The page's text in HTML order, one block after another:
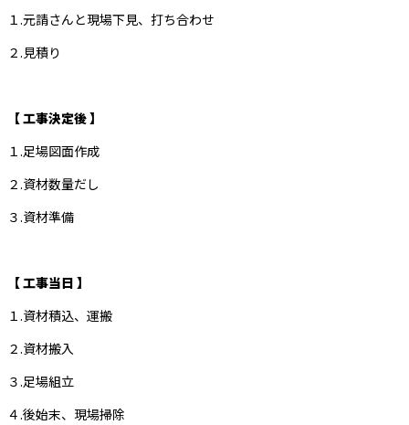
１.元請さんと現場下見、打ち合わせ
２.見積り
【 工事決定後 】
１.足場図面作成
２.資材数量だし
３.資材準備
【 工事当日 】
１.資材積込、運搬
２.資材搬入
３.足場組立
４.後始末、現場掃除